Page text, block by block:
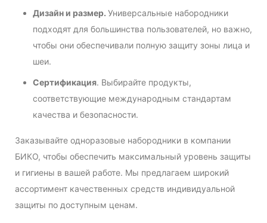
Дизайн и размер. Универсальные набородники
подходят для большинства пользователей, но важно,
чтобы они обеспечивали полную защиту зоны лица и
шеи.
Сертификация. Выбирайте продукты,
соответствующие международным стандартам
качества и безопасности.
Заказывайте одноразовые набородники в компании
БИКО, чтобы обеспечить максимальный уровень защиты
и гигиены в вашей работе. Мы предлагаем широкий
ассортимент качественных средств индивидуальной
защиты по доступным ценам.